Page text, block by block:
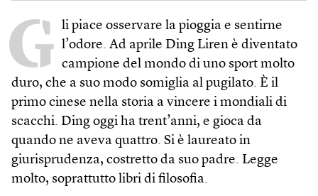
G li piace osservare la pioggia e sentirne
l’odore. Ad aprile Ding Liren è diventato
campione del mondo di uno sport molto
duro, che a suo modo somiglia al pugilato. È il
primo cinese nella storia a vincere i mondiali di
scacchi. Ding oggi ha trent’anni, e gioca da
quando ne aveva quattro. Si è laureato in
giurisprudenza, costretto da suo padre. Legge
molto, soprattutto libri di filosofia.